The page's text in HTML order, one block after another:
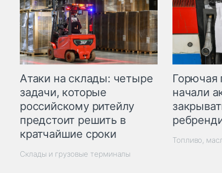
Атаки на склады: четыре
задачи, которые
российскому ритейлу
предстоит решить в
кратчайшие сроки
Склады и грузовые терминалы
Горючая
начали
Топливо,